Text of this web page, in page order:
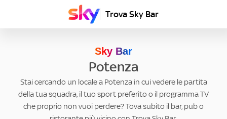
Trova Sky Bar
Sky Bar
Potenza
Stai cercando un locale a Potenza in cui vedere le partita
della tua squadra, il tuo sport preferito o il programma TV
che proprio non vuoi perdere? Tova subito il bar, pub o